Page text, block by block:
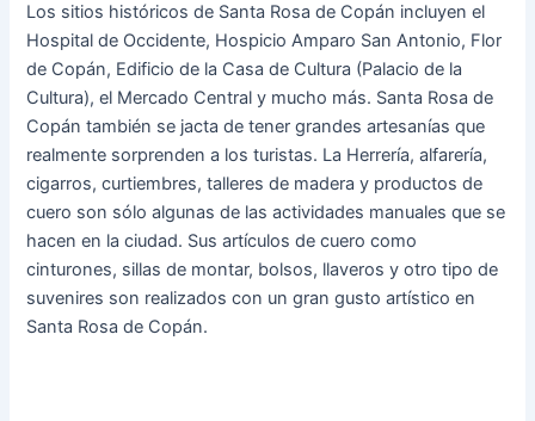
Los sitios históricos de Santa Rosa de Copán incluyen el
Hospital de Occidente, Hospicio Amparo San Antonio, Flor
de Copán, Edificio de la Casa de Cultura (Palacio de la
Cultura), el Mercado Central y mucho más. Santa Rosa de
Copán también se jacta de tener grandes artesanías que
realmente sorprenden a los turistas. La Herrería, alfarería,
cigarros, curtiembres, talleres de madera y productos de
cuero son sólo algunas de las actividades manuales que se
hacen en la ciudad. Sus artículos de cuero como
cinturones, sillas de montar, bolsos, llaveros y otro tipo de
suvenires son realizados con un gran gusto artístico en
Santa Rosa de Copán.